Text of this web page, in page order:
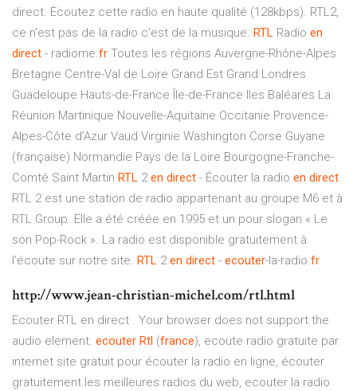
direct. Écoutez cette radio en haute qualité (128kbps). RTL2,
ce n'est pas de la radio c'est de la musique. RTL Radio en
direct - radiome.fr Toutes les régions Auvergne-Rhône-Alpes
Bretagne Centre-Val de Loire Grand Est Grand Londres
Guadeloupe Hauts-de-France Île-de-France Iles Baléares La
Réunion Martinique Nouvelle-Aquitaine Occitanie Provence-
Alpes-Côte d’Azur Vaud Virginie Washington Corse Guyane
(française) Normandie Pays de la Loire Bourgogne-Franche-
Comté Saint Martin RTL 2en direct - Écouter la radio en direct
RTL 2 est une station de radio appartenant au groupe M6 et à
RTL Group. Elle a été créée en 1995 et un pour slogan « Le
son Pop-Rock ». La radio est disponible gratuitement à
l’écoute sur notre site. RTL 2en direct - ecouter-la-radio.fr
http://www.jean-christian-michel.com/rtl.html
Ecouter RTL en direct . Your browser does not support the
audio element. ecouter Rtl (france), ecoute radio gratuite par
internet site gratuit pour écouter la radio en ligne, écouter
gratuitement les meilleures radios du web, ecouter la radio